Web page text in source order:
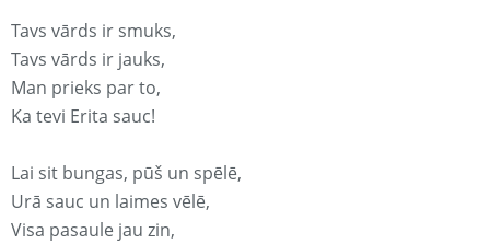
Tavs vārds ir smuks,
Tavs vārds ir jauks,
Man prieks par to,
Ka tevi Erita sauc!
Lai sit bungas, pūš un spēlē,
Urā sauc un laimes vēlē,
Visa pasaule jau zin,